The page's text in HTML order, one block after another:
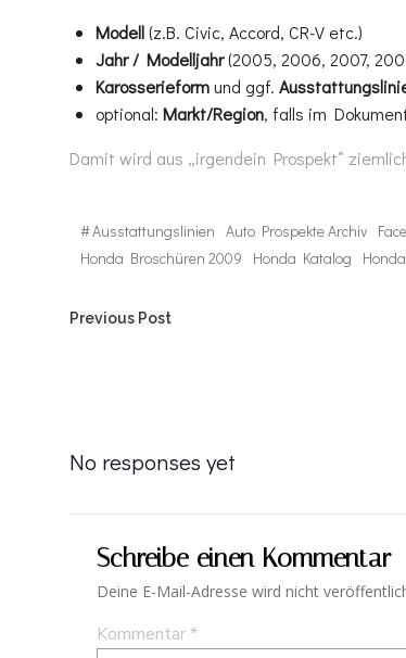
Modell(z.B. Civic, Accord, CR-V etc.)
Jahr / Modelljahr(2005, 2006, 2007,
Karosserieformund ggf.
optional: Markt/Region, falls im
Damit wird aus „irgendein Prospekt“
#Ausstattungslinien Auto Prospekte Archiv
Honda Broschüren 2009
Honda Katalog
Post
navigation
Previous Post
No responses yet
Schreibe einen Kommentar
Deine E-Mail-Adresse wird nicht
Kommentar*